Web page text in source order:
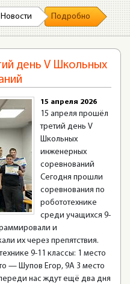
Новости Подробно
день V Школьных
15 апреля 2026
15 апреля прошёл
третий день V
Школьных
инженерных
соревнований
Сегодня прошли
соревнования по
робототехнике
среди учащихся 9-
и
их через препятствия.
9-11 классы: 1 место
— Шупов Егор, 9А 3 место
нас ждут ещё два дня